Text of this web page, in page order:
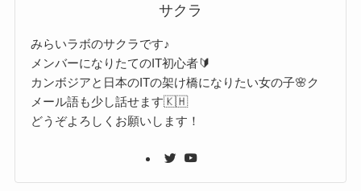
サクラ
みらいラボのサクラです♪
メンバーになりたてのIT初心者🔰
カンボジアと日本のITの架け橋になりたい女の子🌸ク
メール語も少し話せます🇰🇭
どうぞよろしくお願いします！